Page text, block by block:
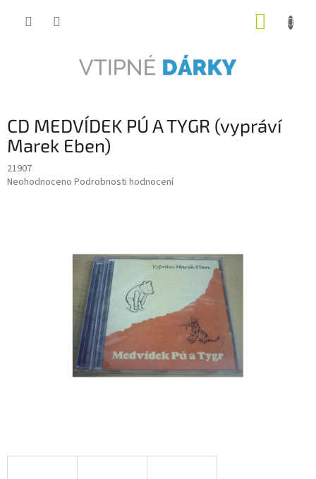
CD MEDVÍDEK PÚ A TYGR (vypráví
Marek Eben)
21907
Průměrné
Neohodnoceno Podrobnosti hodnocení